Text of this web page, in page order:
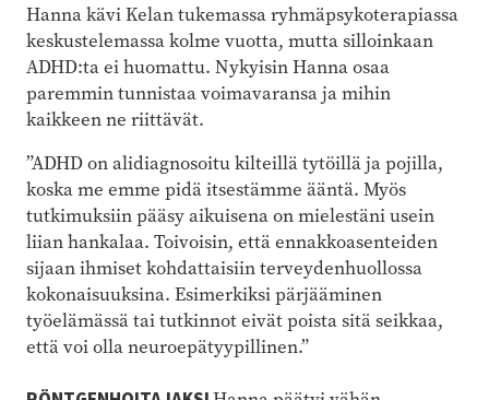
Hanna kävi Kelan tukemassa ryhmäpsykoterapiassa
keskustelemassa kolme vuotta, mutta silloinkaan
ADHD:ta ei huomattu. Nykyisin Hanna osaa
paremmin tunnistaa voimavaransa ja mihin
kaikkeen ne riittävät.
”ADHD on alidiagnosoitu kilteillä tytöillä ja pojilla,
koska me emme pidä itsestämme ääntä. Myös
tutkimuksiin pääsy aikuisena on mielestäni usein
liian hankalaa. Toivoisin, että ennakkoasenteiden
sijaan ihmiset kohdattaisiin terveydenhuollossa
kokonaisuuksina. Esimerkiksi pärjääminen
työelämässä tai tutkinnot eivät poista sitä seikkaa,
että voi olla neuroepätyypillinen.”